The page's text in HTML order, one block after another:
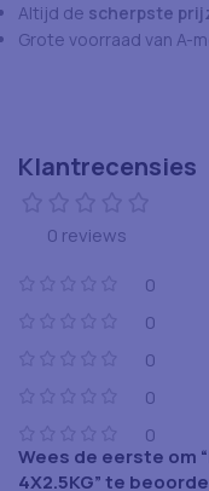
Altijd de scherpste
Grote voorraad van A-
Klantrecensies
0 reviews
0
0
0
0
0
Wees de eerste om
4X2.5KG” te